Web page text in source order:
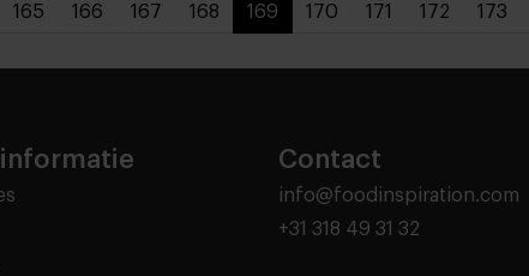
165 166 167 168 169 170 171 172 173
informatie Contact
info@foodinspiration.com
+31 318 49 31 32